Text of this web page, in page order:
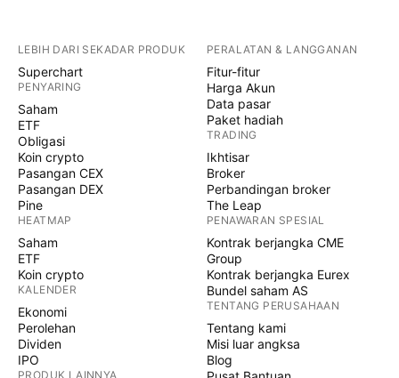
LEBIH DARI SEKADAR PRODUK
Superchart
PENYARING
Saham
ETF
Obligasi
Koin crypto
Pasangan CEX
Pasangan DEX
Pine
HEATMAP
Saham
ETF
Koin crypto
KALENDER
Ekonomi
Perolehan
Dividen
IPO
PRODUK LAINNYA
PERALATAN & LANGGANAN
Fitur-fitur
Harga Akun
Data pasar
Paket hadiah
TRADING
Ikhtisar
Broker
Perbandingan broker
The Leap
PENAWARAN SPESIAL
Kontrak berjangka CME
Group
Kontrak berjangka Eurex
Bundel saham AS
TENTANG PERUSAHAAN
Tentang kami
Misi luar angksa
Blog